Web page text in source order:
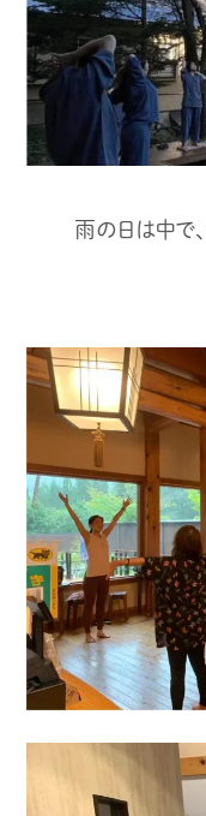
雨の日は中で